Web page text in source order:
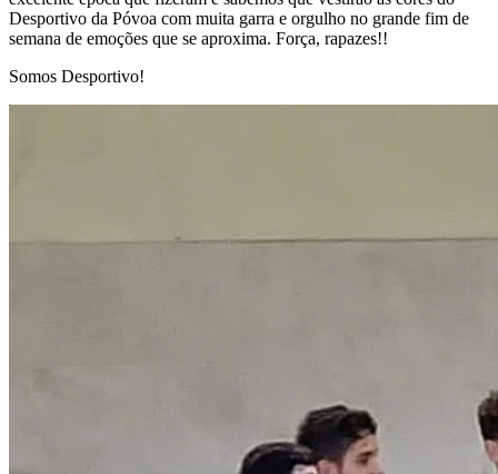
Desportivo da Póvoa com muita garra e orgulho no grande fim de
semana de emoções que se aproxima. Força, rapazes!!
Somos Desportivo!